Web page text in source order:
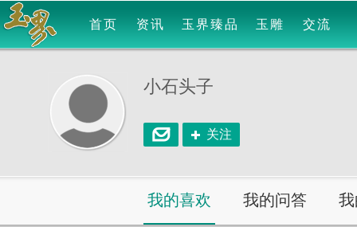
首页 资讯 玉界臻品 玉雕 交流
小石头子
关注
我的喜欢 我的问答